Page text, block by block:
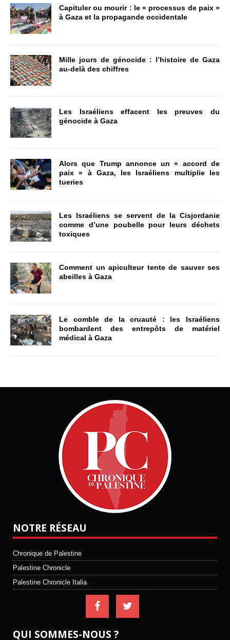
Capituler ou mourir : le « processus de paix »
à Gaza et la propagande occidentale
Mille jours de génocide : l’histoire de Gaza
au-delà des chiffres
Les Israéliens effacent les preuves du
génocide à Gaza
Alors que Trump annonce un « accord de
paix » à Gaza, les Israéliens multiplie les
tueries
Les Israéliens se servent de la Cisjordanie
comme d’une poubelle pour leurs déchets
toxiques
Comment un apiculteur tente de sauver ses
abeilles à Gaza
Le comble de la cruauté : les Israéliens
bombardent des entrepôts de matériel
médical à Gaza
NOTRE RÉSEAU
Chronique de Palestine
Palestine Chronicle
Palestine Chronicle Italia
QUI SOMMES-NOUS ?